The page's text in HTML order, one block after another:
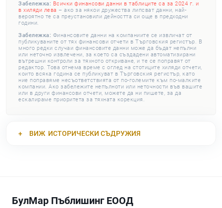
Забележка: Всички финансови данни в таблиците са за 2024 г. и
в хиляди лева – ако за някои дружества липсват данни, най-
вероятно те са преустановили дейността си още в предходни
години.
Забележка: Финансовите данни на компаниите се извличат от
публикуваните от тях финансови отчети в Търговския регистър. В
много редки случаи финансовите данни може да бъдат непълни
или неточно извлечени, за което са създадени автоматизирани
вътрешни контроли за тяхното откриване, и те се поправят от
редактор. Това отнема време с оглед на стотиците хиляди отчети,
които всяка година се публикуват в Търговския регистър, като
ние поправяме несъответствията от по-големите към по-малките
компании. Ако забележите непълноти или неточности във вашите
или в други финансови отчети, можете да ни пишете, за да
ескалираме приоритета за тяхната корекция.
ВИЖ ИСТОРИЧЕСКИ СЪДРУЖИЯ
БулМар Пъблишинг ЕООД